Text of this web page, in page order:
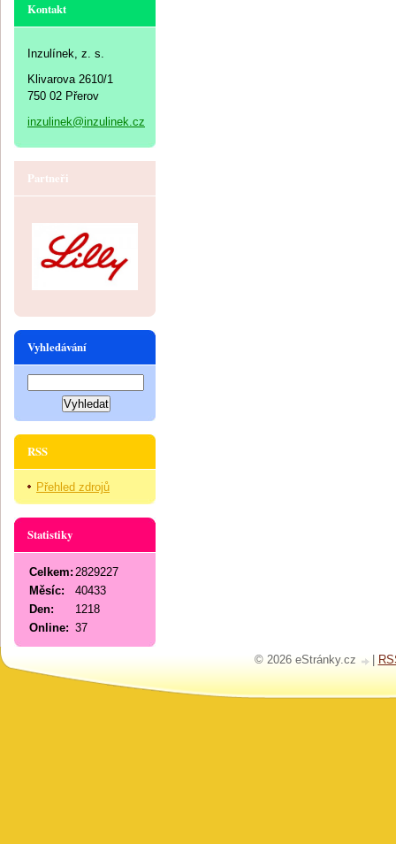
Kontakt
Inzulínek, z. s.
Klivarova 2610/1
750 02 Přerov
inzulinek@inzulinek.cz
Partneři
Vyhledávání
RSS
Přehled zdrojů
Statistiky
Online: 37
Celkem: 2829227
Měsíc:
40433
Den:
1218
© 2026 eStránky.cz